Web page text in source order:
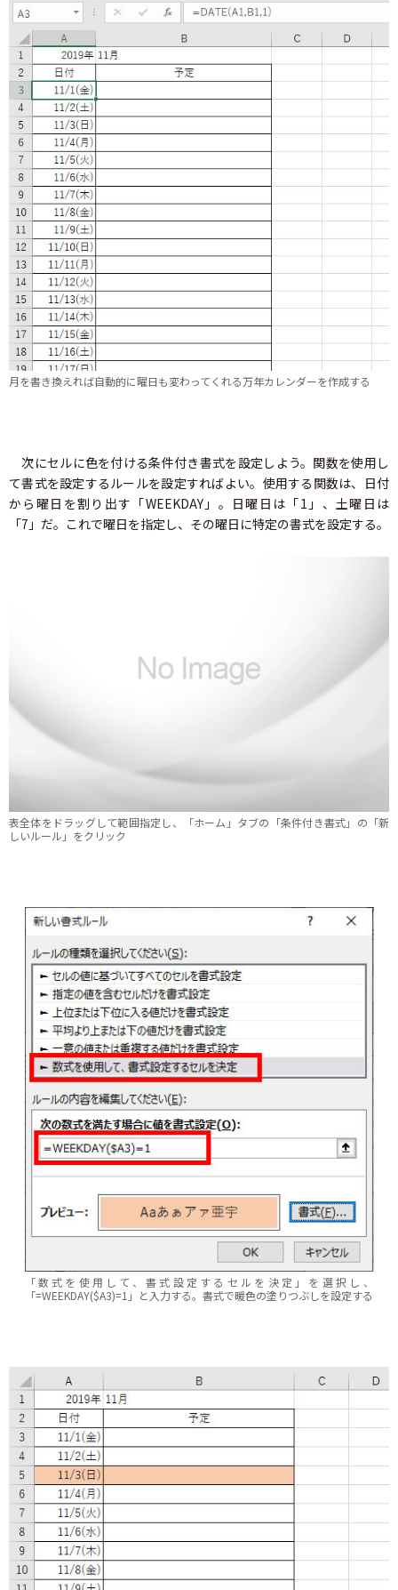
月を書き換えれば自動的に曜日も変わってくれる万年カレンダーを作成する
次にセルに色を付ける条件付き書式を設定しよう。関数を使用し
て書式を設定するルールを設定すればよい。使用する関数は、日付
から曜日を割り出す「WEEKDAY」。日曜日は「1」、土曜日は
「7」だ。これで曜日を指定し、その曜日に特定の書式を設定する。
表全体をドラッグして範囲指定し、「ホーム」タブの「条件付き書式」の「新
しいルール」をクリック
「数式を使用して、書式設定するセルを決定」を選択し、
「=WEEKDAY($A3)=1」と入力する。書式で暖色の塗りつぶしを設定する